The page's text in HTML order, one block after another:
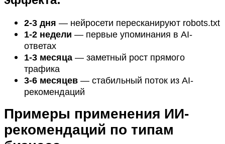
2-3 дня — нейросети пересканируют robots.txt
1-2 недели — первые упоминания в AI-
ответах
1-3 месяца — заметный рост прямого
трафика
3-6 месяцев — стабильный поток из AI-
рекомендаций
Примеры применения ИИ-
рекомендаций по типам